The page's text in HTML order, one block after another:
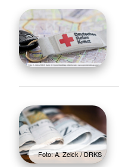
Foto: A. Zelck / DRKS